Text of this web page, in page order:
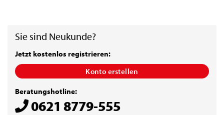
Sie sind Neukunde?
Jetzt kostenlos registrieren:
Konto erstellen
Beratungshotline:
0621 8779-555